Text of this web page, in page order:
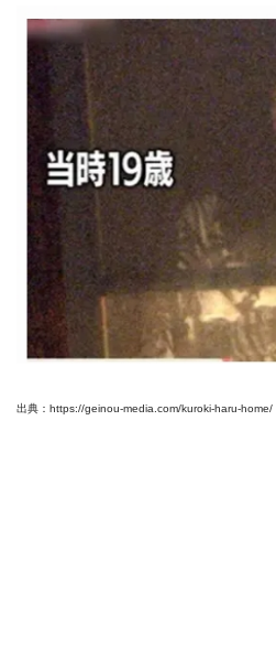
出典：https://geinou-media.com/kuroki-haru-home/